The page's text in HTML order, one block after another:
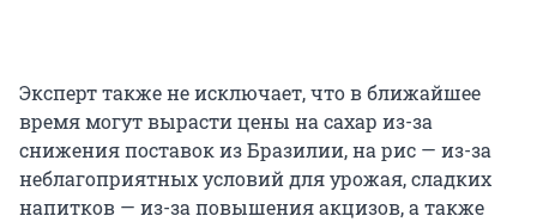
Эксперт также не исключает, что в ближайшее
время могут вырасти цены на сахар из-за
снижения поставок из Бразилии, на рис — из-за
неблагоприятных условий для урожая, сладких
напитков — из-за повышения акцизов, а также